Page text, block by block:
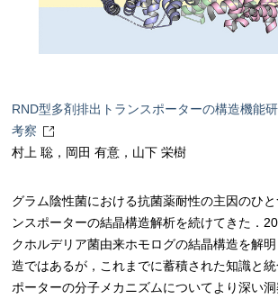
RND型多剤排出トランスポーターの構造機能
考察
村上 聡，岡田 有意，山下 栄樹
グラム陰性菌における抗菌薬耐性の主因のひ
ンスポーターの結晶構造解析を続けてきた．
クホルデリア菌由来ホモログの結晶構造を解
造ではあるが，これまでに蓄積された知識と
ポーターの分子メカニズムについてより深い洞